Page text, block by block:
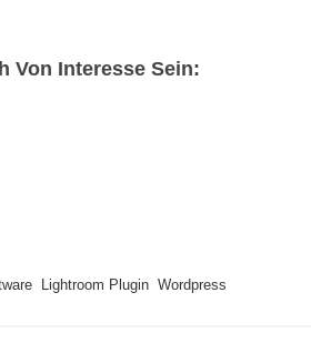
Von Interesse Sein:
Lightroom Plugin Wordpress